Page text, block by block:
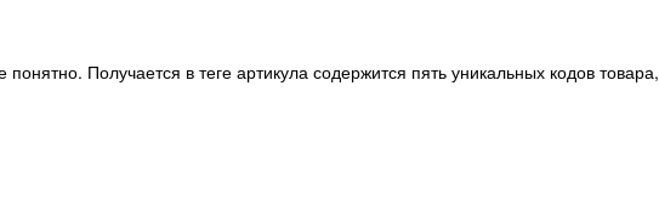
понятно. Получается в теге артикула содержится пять уникальных кодов товара,